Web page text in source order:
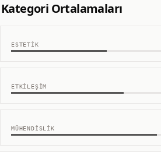
Kategori Ortalamaları
ESTETIK
ETKILEŞIM
MÜHENDISLIK